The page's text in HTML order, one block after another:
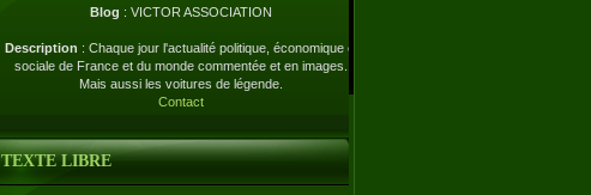
Blog : VICTOR ASSOCIATION
Description : Chaque jour l'actualité politique, économique et
sociale de France et du monde commentée et en images.
Mais aussi les voitures de légende.
Contact
TEXTE LIBRE